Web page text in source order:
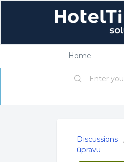
Home
Discussions
úpravu